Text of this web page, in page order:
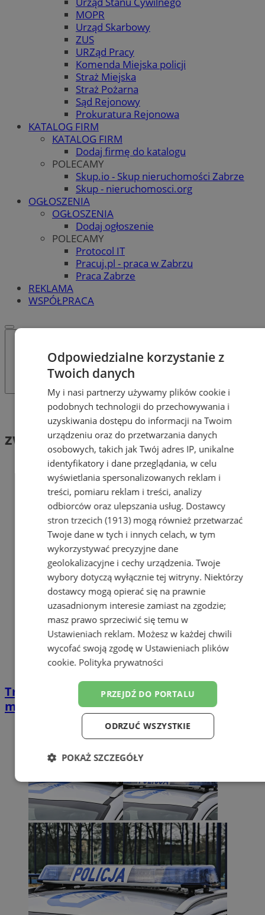
MOPR
Urząd Skarbowy
ZUS
URZąd Pracy
Komenda Miejska policji
Straż Miejska
Straż Pożarna
Sąd Rejonowy
Prokuratura Rejonowa
KATALOG FIRM
KATALOG FIRM
Dodaj firmę do katalogu
POLECAMY
Skup.io - Skup nieruchomości Zabrze
Skup - nieruchomosci.org
OGŁOSZENIA
OGŁOSZENIA
Dodaj ogłoszenie
POLECAMY
Protocol IT
Pracuj.pl - praca w Zabrzu
Praca Zabrze
REKLAMA
WSPÓŁPRACA
Tag: zwłoki
zwłoki (2)
Tragedia w Zabrzu! Mężczyzna znaleziony
martwy na trawie
Odpowiedzialne korzystanie z
Twoich danych
My i nasi partnerzy używamy plików cookie i
podobnych technologii do przechowywania i
uzyskiwania dostępu do informacji na Twoim
urządzeniu oraz do przetwarzania danych
osobowych, takich jak Twój adres IP, unikalne
identyfikatory i dane przeglądania, w celu
wyświetlania spersonalizowanych reklam i
treści, pomiaru reklam i treści, analizy
odbiorców oraz ulepszania usług. Dostawcy
stron trzecich (1913)mogą również przetwarzać
Twoje dane w tych i innych celach, w tym
wykorzystywać precyzyjne dane
geolokalizacyjne i cechy urządzenia. Twoje
wybory dotyczą wyłącznie tej witryny. Niektórzy
dostawcy mogą opierać się na prawnie
uzasadnionym interesie zamiast na zgodzie;
masz prawo sprzeciwić się temu w
Ustawieniach reklam. Możesz w każdej chwili
wycofać swoją zgodę w Ustawieniach plików
cookie. Polityka prywatności
PRZEJDŹ DO PORTALU
ODRZUĆ WSZYSTKIE
POKAŻ SZCZEGÓŁY
Niezbędne Wydajność Targetowanie
Funkcjonalność Niesklasyfikowane
Targetowanie